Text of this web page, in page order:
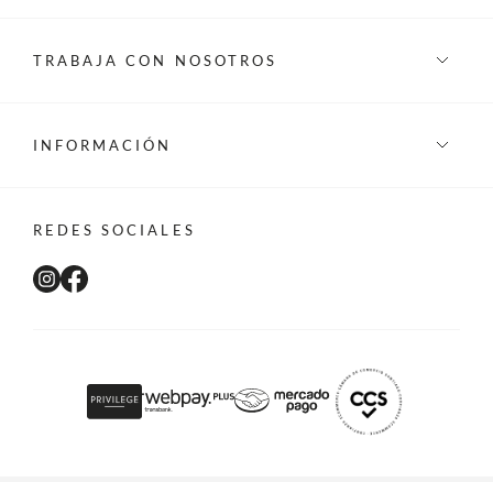
TRABAJA CON NOSOTROS
INFORMACIÓN
REDES SOCIALES